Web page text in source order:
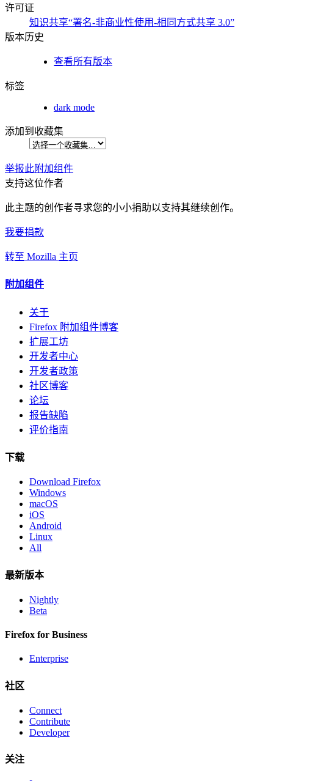
许可证
知识共享“署名-非商业性使用-相同方式共享 3.0”
版本历史
查看所有版本
标签
dark mode
添加到收藏集
举报此附加组件
支持这位作者
此主题的创作者寻求您的小小捐助以支持其继续创作。
我要捐款
转至 Mozilla 主页
附加组件
关于
Firefox 附加组件博客
扩展工坊
开发者中心
开发者政策
社区博客
论坛
报告缺陷
评价指南
下载
Download Firefox
Windows
macOS
iOS
Android
Linux
All
最新版本
Nightly
Beta
Firefox for Business
Enterprise
社区
Connect
Contribute
Developer
关注